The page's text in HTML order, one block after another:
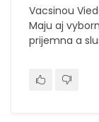
Vacsinou
Maju aj
prijemna a